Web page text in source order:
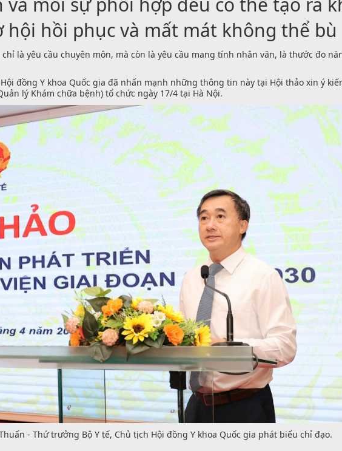
hội hồi phục và mất mát không thể bù
là yêu cầu chuyên môn, mà còn là yêu cầu mang tính nhân văn, là thước đo
Hội đồng Y khoa Quốc gia đã nhấn mạnh những thông tin này tại Hội thảo xin ý
lý Khám chữa bệnh) tổ chức ngày 17/4 tại Hà Nội.
Thuấn - Thứ trưởng Bộ Y tế, Chủ tịch Hội đồng Y khoa Quốc gia phát biểu chỉ đạo.